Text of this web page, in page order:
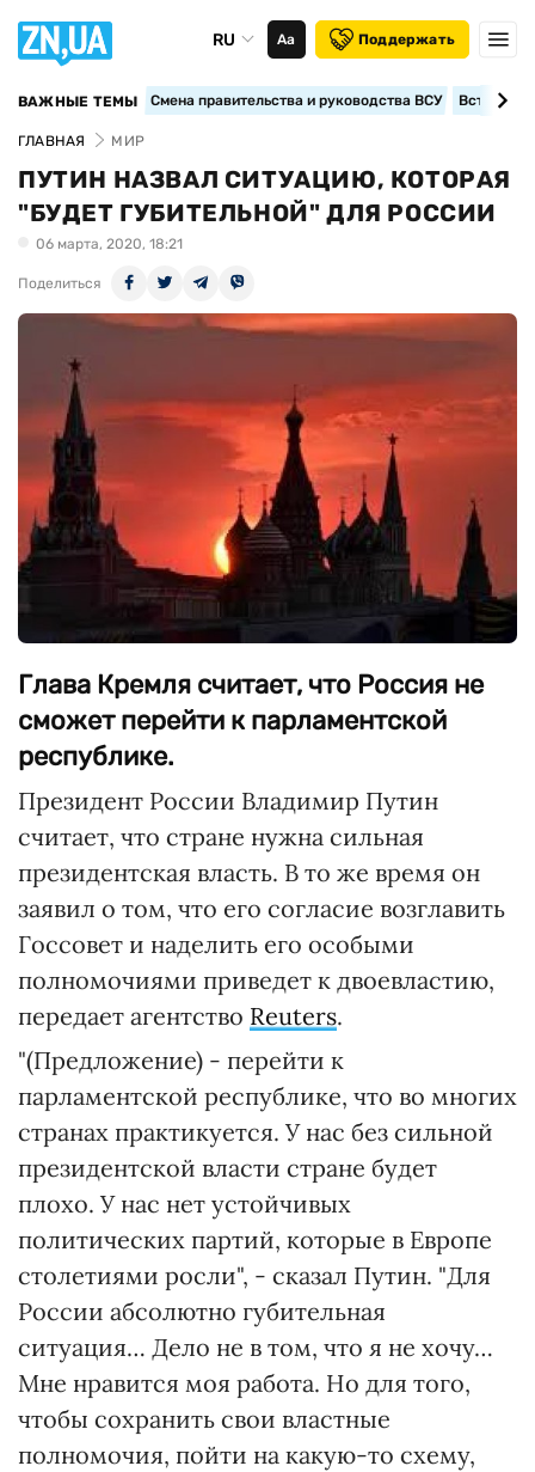
RU Аа Поддержать
ВАЖНЫЕ ТЕМЫ Смена правительства и руководства ВСУ
ГЛАВНАЯ МИР
ПУТИН НАЗВАЛ СИТУАЦИЮ, КОТОРАЯ
"БУДЕТ ГУБИТЕЛЬНОЙ" ДЛЯ РОССИИ
06 марта, 2020, 18:21
Поделиться
Глава Кремля считает, что Россия не
сможет перейти к парламентской
республике.
Президент России Владимир Путин
считает, что стране нужна сильная
президентская власть. В то же время он
заявил о том, что его согласие возглавить
Госсовет и наделить его особыми
полномочиями приведет к двоевластию,
передает агентство Reuters.
"(Предложение) - перейти к
парламентской республике, что во многих
странах практикуется. У нас без сильной
президентской власти стране будет
плохо. У нас нет устойчивых
политических партий, которые в Европе
столетиями росли", - сказал Путин. "Для
России абсолютно губительная
ситуация… Дело не в том, что я не хочу…
Мне нравится моя работа. Но для того,
чтобы сохранить свои властные
полномочия, пойти на какую-то схему,